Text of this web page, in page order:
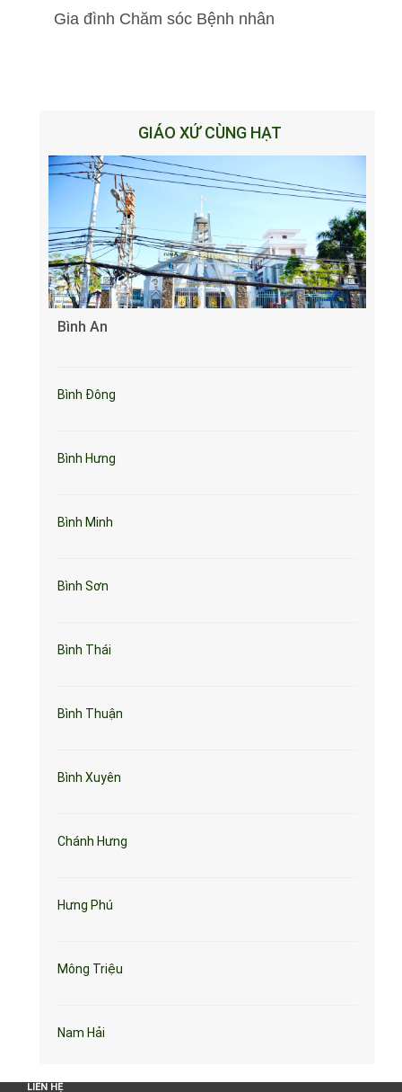
Gia đình Chăm sóc Bệnh nhân
GIÁO XỨ CÙNG HẠT
Bình An
Bình Đông
Bình Hưng
Bình Minh
Bình Sơn
Bình Thái
Bình Thuận
Bình Xuyên
Chánh Hưng
Hưng Phú
Mông Triệu
Nam Hải
LIÊN HỆ